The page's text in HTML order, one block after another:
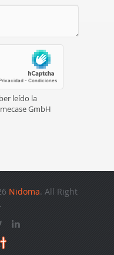
leído la
GmbH
Nidoma. All Right